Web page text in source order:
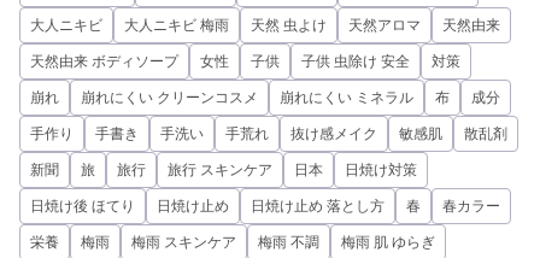
大人ニキビ 大人ニキビ 梅雨 天然 虫よけ 天然アロマ 天然由来
天然由来 ボディソープ 女性 子供 子供 虫除け 安全 対策
崩れ 崩れにくい クリーンコスメ 崩れにくい ミネラル 布 成分
手作り 手書き 手洗い 手荒れ 抜け感メイク 敏感肌 散乱剤
新聞 旅 旅行 旅行 スキンケア 日本 日焼け対策
日焼け後 ほてり 日焼け止め 日焼け止め 落とし方 春 春カラー
栄養 梅雨 梅雨 スキンケア 梅雨 不調 梅雨 肌 ゆらぎ